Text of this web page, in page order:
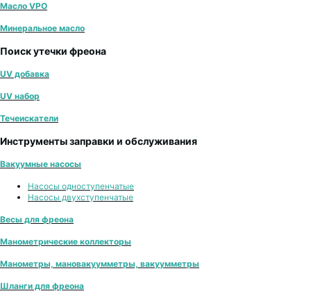
Масло VPO
Минеральное масло
Поиск утечки фреона
UV добавка
UV набор
Течеискатели
Инструменты заправки и обслуживания
Вакуумные насосы
Насосы одноступенчатые
Насосы двухступенчатые
Весы для фреона
Манометрические коллекторы
Манометры, мановакуумметры, вакуумметры
Шланги для фреона